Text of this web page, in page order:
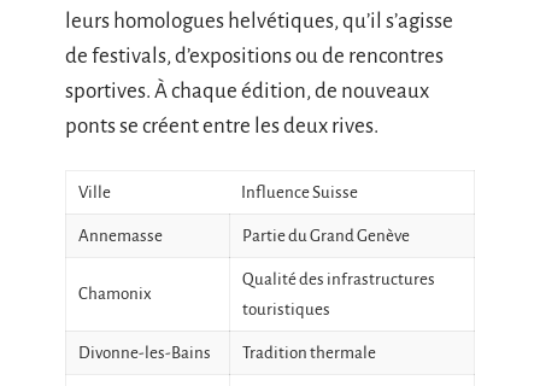
leurs homologues helvétiques, qu’il s’agisse
de festivals, d’expositions ou de rencontres
sportives. À chaque édition, de nouveaux
ponts se créent entre les deux rives.
Ville Influence Suisse
Annemasse Partie du Grand Genève
Chamonix
Qualité des infrastructures
touristiques
Divonne-les-Bains Tradition thermale